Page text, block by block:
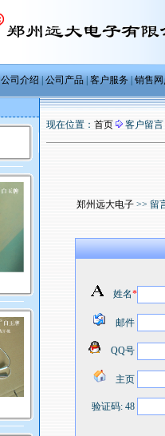
公司介绍|公司产品|客户服务|销售
现在位置： 首页 客户留言
郑州远大电子>> 留
姓名*
邮件
QQ号
主页
验证码: 48